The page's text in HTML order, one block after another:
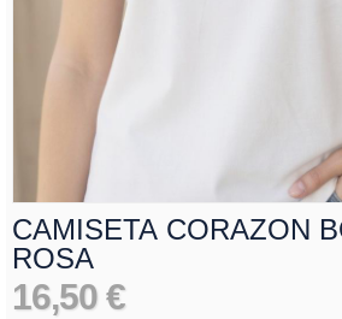
CAMISETA CORAZON
ROSA
16,50 €